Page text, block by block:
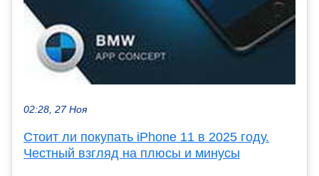
02:28, 27 Ноя
Стоит ли покупать iPhone 11 в 2025 году.
Честный взгляд на плюсы и минусы